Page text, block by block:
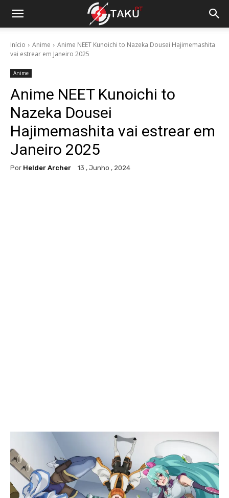
Início Anime
Anime NEET Kunoichi to Nazeka Dousei Hajimemashita
vai estrear em Janeiro 2025
Anime
Anime NEET Kunoichi to
Nazeka Dousei
Hajimemashita vai estrear em
Janeiro 2025
Por Helder Archer 13 , Junho , 2024